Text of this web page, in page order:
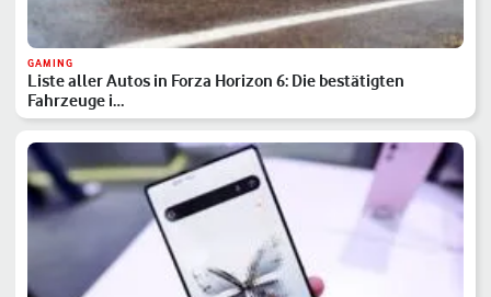
GAMING
Liste aller Autos in Forza Horizon 6: Die bestätigten
Fahrzeuge i…